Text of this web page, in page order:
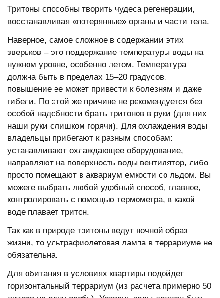
Тритоны способны творить чудеса регенерации,
восстанавливая «потерянные» органы и части тела.
Наверное, самое сложное в содержании этих
зверьков – это поддержание температуры воды на
нужном уровне, особенно летом. Температура
должна быть в пределах 15–20 градусов,
повышение ее может привести к болезням и даже
гибели. По этой же причине не рекомендуется без
особой надобности брать тритонов в руки (для них
наши руки слишком горячи). Для охлаждения воды
владельцы прибегают к разным способам:
устанавливают охлаждающее оборудование,
направляют на поверхность воды вентилятор, либо
просто помещают в аквариум емкости со льдом. Вы
можете выбрать любой удобный способ, главное,
контролировать с помощью термометра, в какой
воде плавает тритон.
Так как в природе тритоны ведут ночной образ
жизни, то ультрафиолетовая лампа в террариуме не
обязательна.
Для обитания в условиях квартиры подойдет
горизонтальный террариум (из расчета примерно 50